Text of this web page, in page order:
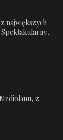
największych
z